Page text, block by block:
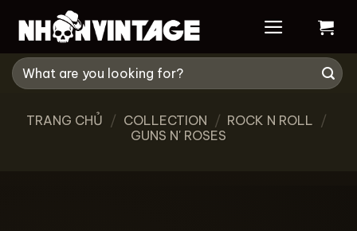
Tìm
kiếm:
TRANG CHỦ / COLLECTION / ROCK N ROLL /
GUNS N' ROSES